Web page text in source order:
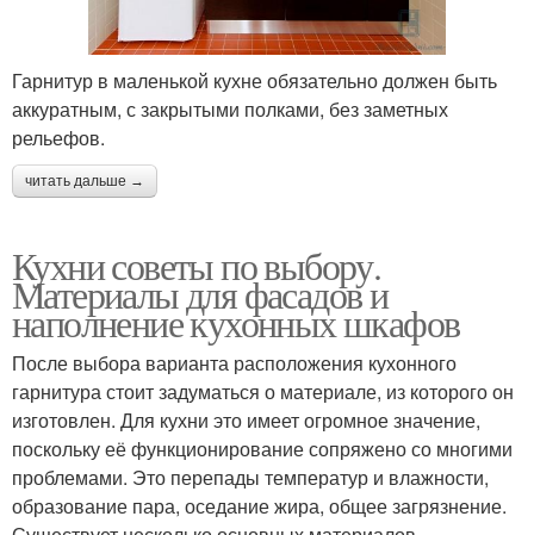
Гарнитур в маленькой кухне обязательно должен быть
аккуратным, с закрытыми полками, без заметных
рельефов.
читать дальше →
Кухни советы по выбору.
Материалы для фасадов и
наполнение кухонных шкафов
После выбора варианта расположения кухонного
гарнитура стоит задуматься о материале, из которого он
изготовлен. Для кухни это имеет огромное значение,
поскольку её функционирование сопряжено со многими
проблемами. Это перепады температур и влажности,
образование пара, оседание жира, общее загрязнение.